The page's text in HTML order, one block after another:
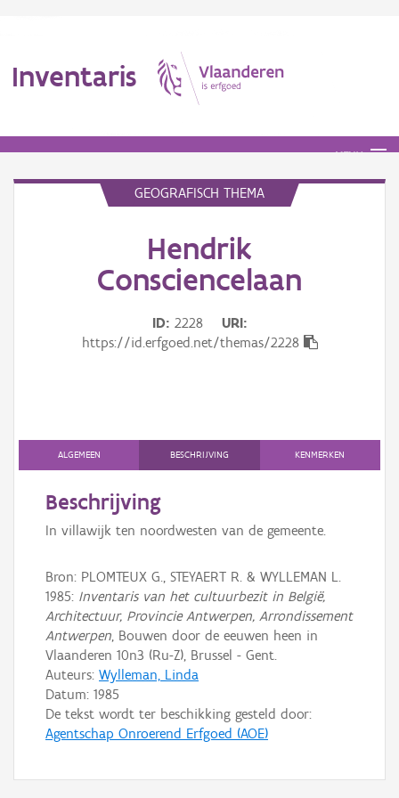
Inventaris
MENU
Aanduidingsobject
Hergebruik
Aanmelden
GEOGRAFISCH THEMA
Hendrik
Consciencelaan
ID 2228
URI
https://id.erfgoed.net/themas/2228
ALGEMEEN BESCHRIJVING KENMERKEN
Beschrijving
In villawijk ten noordwesten van de gemeente.
Bron: PLOMTEUX G., STEYAERT R. & WYLLEMAN L.
1985: Inventaris van het cultuurbezit in België,
Architectuur, Provincie Antwerpen, Arrondissement
Antwerpen, Bouwen door de eeuwen heen in
Vlaanderen 10n3 (Ru-Z), Brussel - Gent.
Auteurs: Wylleman, Linda
Datum: 1985
De tekst wordt ter beschikking gesteld door:
Agentschap Onroerend Erfgoed (AOE)